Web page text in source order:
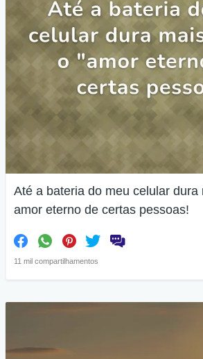
Até a bateria do meu celular dura
amor eterno de certas pessoas!
11 mil compartilhamentos